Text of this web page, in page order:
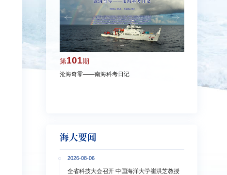
第101期
沧海奇零——南海科考日记
洋大学多措并
海大要闻
2026-08-06
全省科技大会召开 中国海洋大学崔洪芝教授